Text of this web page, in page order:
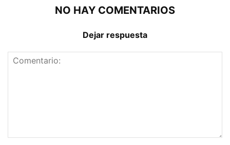
NO HAY COMENTARIOS
Dejar respuesta